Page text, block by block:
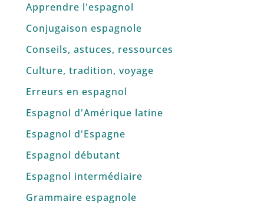
Apprendre l'espagnol
Conjugaison espagnole
Conseils, astuces, ressources
Culture, tradition, voyage
Erreurs en espagnol
Espagnol d'Amérique latine
Espagnol d'Espagne
Espagnol débutant
Espagnol intermédiaire
Grammaire espagnole